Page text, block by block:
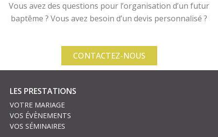
Vous avez des questions pour l’organisation d’un futur
baptême ? Vous avez besoin d’un devis personnalisé ?
CONTACTEZ-NOUS
LES PRESTATIONS
VOTRE MARIAGE
VOS ÉVÈNEMENTS
VOS SÉMINAIRES